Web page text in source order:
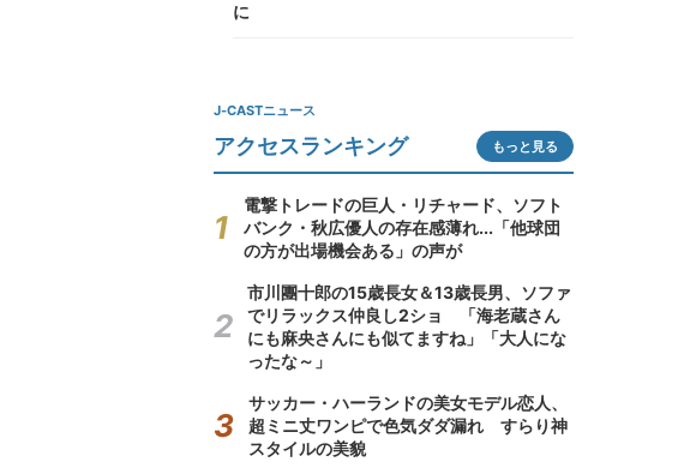
に
J-CASTニュース
アクセスランキング もっと見る
電撃トレードの巨人・リチャード、ソフト
バンク・秋広優人の存在感薄れ...「他球団
の方が出場機会ある」の声が
市川團十郎の15歳長女＆13歳長男、ソファ
でリラックス仲良し2ショ 「海老蔵さん
にも麻央さんにも似てますね」「大人にな
ったな～」
サッカー・ハーランドの美女モデル恋人、
超ミニ丈ワンピで色気ダダ漏れ すらり神
スタイルの美貌